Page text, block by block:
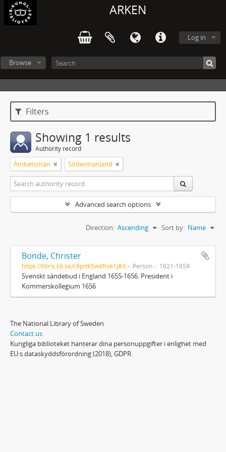
ARKEN
Log in
Browse
Filters
Showing 1 results
Authority record
Ämbetsmän Södermanland
Advanced search options
Sort by: Name
Direction: Ascending
Bonde, Christer
https://libris.kb.se/c9prtk5w4frxk1j#it Person 1621-1659
Svenskt sändebud i England 1655-1656. President i
Kommerskollegium 1656
The National Library of Sweden
Contact us
Kungliga biblioteket hanterar dina personuppgifter i enlighet med
EU:s dataskyddsförordning (2018), GDPR.